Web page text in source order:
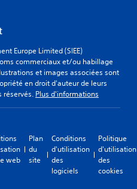
Europe Limited (SIEE)
commerciaux et/ou habillage
et images associées sont
en droit d'auteur de leurs
réservés. Plus d'informations
web
Plan
du
site
Conditions
d'utilisation
des
logiciels
Politique
d'utilisation
des
cookies